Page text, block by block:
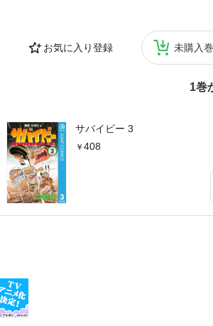
お気に入り登録 未購入
1巻
サバイビー 3
408